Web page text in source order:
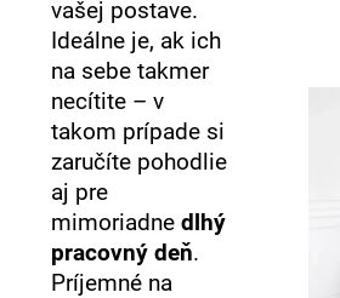
vašej postave.
Ideálne je, ak ich
na sebe takmer
necítite – v
takom prípade si
zaručíte pohodlie
aj pre
mimoriadnedlhý
pracovný deň.
Príjemné na